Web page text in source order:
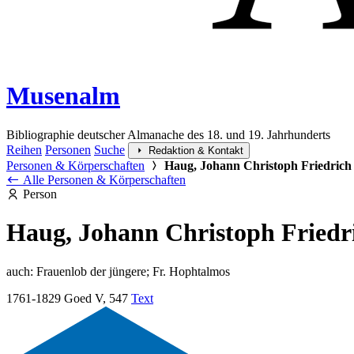
Musenalm
Bibliographie deutscher Almanache des 18. und 19. Jahrhunderts
Reihen Personen Suche Redaktion & Kontakt
Personen & Körperschaften
Haug, Johann Christoph Friedrich
Alle Personen & Körperschaften
Person
Haug, Johann Christoph
auch: Frauenlob der jüngere; Fr. Hophtalmos
1761-1829 Goed V, 547 Text